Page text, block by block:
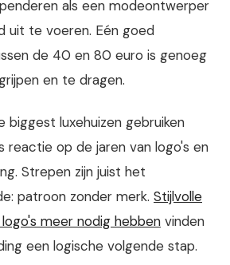
als een modeontwerper
uit te voeren. Eén goed
de 40 en 80 euro is genoeg
en te dragen.
biggest luxehuizen gebruiken
reactie op de jaren van logo's en
Strepen zijn juist het
patroon zonder merk. Stijlvolle
meer nodig hebben vinden
een logische volgende stap.